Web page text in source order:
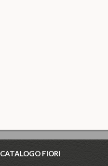
CATALOGO FIORI